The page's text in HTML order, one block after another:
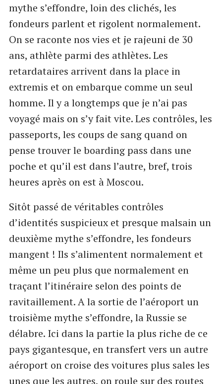
mythe s’effondre, loin des clichés, les
fondeurs parlent et rigolent normalement.
On se raconte nos vies et je rajeuni de 30
ans, athlète parmi des athlètes. Les
retardataires arrivent dans la place in
extremis et on embarque comme un seul
homme. Il y a longtemps que je n’ai pas
voyagé mais on s’y fait vite. Les contrôles, les
passeports, les coups de sang quand on
pense trouver le boarding pass dans une
poche et qu’il est dans l’autre, bref, trois
heures après on est à Moscou.
Sitôt passé de véritables contrôles
d’identités suspicieux et presque malsain un
deuxième mythe s’effondre, les fondeurs
mangent ! Ils s’alimentent normalement et
même un peu plus que normalement en
traçant l’itinéraire selon des points de
ravitaillement. A la sortie de l’aéroport un
troisième mythe s’effondre, la Russie se
délabre. Ici dans la partie la plus riche de ce
pays gigantesque, en transfert vers un autre
aéroport on croise des voitures plus sales les
unes que les autres, on roule sur des routes